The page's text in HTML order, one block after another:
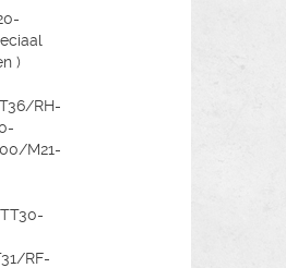
)
RH-
M21-
RF-